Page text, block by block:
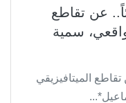
عن تقاطع
سمية
الميتافيزيقي